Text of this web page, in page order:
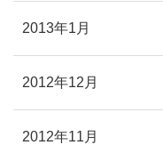
2013年1月
2012年12月
2012年11月